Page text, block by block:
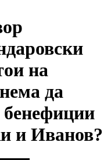
на
да
и Иванов?